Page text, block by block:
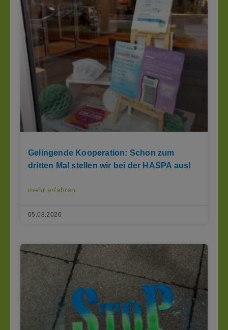
Gelingende Kooperation: Schon zum
dritten Mal stellen wir bei der HASPA aus!
mehr erfahren
05.08.2026